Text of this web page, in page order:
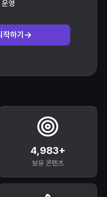
영
하기
5,000+
보유 콘텐츠